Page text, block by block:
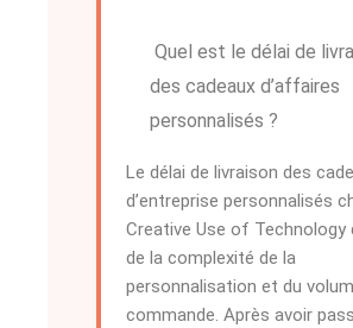
Quel est le délai de
des cadeaux d’affaires
personnalisés ?
Le délai de livraison des
d’entreprise personnalisés
Creative Use of Technology
de la complexité de la
personnalisation et du
commande. Après avoir